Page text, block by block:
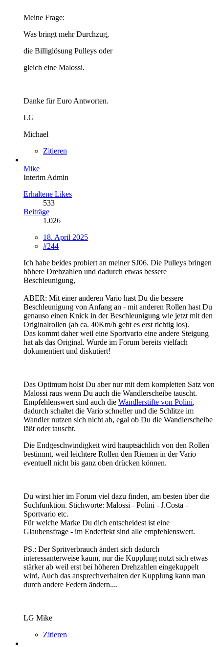
Meine Frage:
Was bringt mehr Durchzug,
die Billiglösung Pulleys oder
gleich eine Malossi.
Danke für Euro Antworten.
LG
Michael
Zitieren
Mike
Interim Admin
Erhaltene Likes
533
Beiträge
1.026
18. April 2025
#244
Ich habe beides probiert an meiner SJ06. Die Pulleys bringen
höhere Drehzahlen und dadurch etwas bessere
Beschleunigung,
ABER: Mit einer anderen Vario hast Du die bessere
Beschleunigung von Anfang an - mit anderen Rollen hast Du
genauso einen Knick in der Beschleunigung wie jetzt mit den
Originalrollen (ab ca. 40Km/h geht es erst richtig los).
Das kommt daher weil eine Sportvario eine andere Steigung
hat als das Original. Wurde im Forum bereits vielfach
dokumentiert und diskutiert!
Das Optimum holst Du aber nur mit dem kompletten Satz von
Malossi raus wenn Du auch die Wandlerscheibe tauscht.
Empfehlenswert sind auch die Wandlerstifte von Polini,
dadurch schaltet die Vario schneller und die Schlitze im
Wandler nutzen sich nicht ab, egal ob Du die Wandlerscheibe
läßt oder tauscht.
Die Endgeschwindigkeit wird hauptsächlich von den Rollen
bestimmt, weil leichtere Rollen den Riemen in der Vario
eventuell nicht bis ganz oben drücken können.
Du wirst hier im Forum viel dazu finden, am besten über die
Suchfunktion. Stichworte: Malossi - Polini - J.Costa -
Sportvario etc.
Für welche Marke Du dich entscheidest ist eine
Glaubensfrage - im Endeffekt sind alle empfehlenswert.
PS.: Der Spritverbrauch ändert sich dadurch
interessanterweise kaum, nur die Kupplung nutzt sich etwas
stärker ab weil erst bei höheren Drehzahlen eingekuppelt
wird, Auch das ansprechverhalten der Kupplung kann man
durch andere Federn ändern....
LG Mike
Zitieren